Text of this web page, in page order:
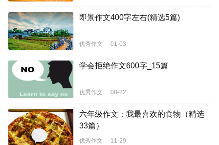
即景作文400字左右(精选5篇)
优秀作文 01-03
学会拒绝作文600字_15篇
优秀作文 08-22
六年级作文：我最喜欢的食物（精选
33篇）
优秀作文 11-29